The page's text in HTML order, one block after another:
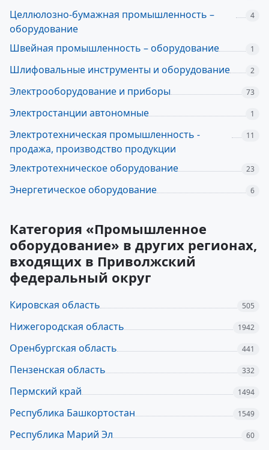
Целлюлозно-бумажная промышленность –
оборудование
4
Швейная промышленность – оборудование 1
Шлифовальные инструменты и оборудование 2
Электрооборудование и приборы 73
Электростанции автономные 1
Электротехническая промышленность -
продажа, производство продукции
11
Электротехническое оборудование 23
Энергетическое оборудование 6
Категория «Промышленное
оборудование» в других регионах,
входящих в Приволжский
федеральный округ
Кировская область 505
Нижегородская область 1942
Оренбургская область 441
Пензенская область 332
Пермский край 1494
Республика Башкортостан 1549
Республика Марий Эл 60